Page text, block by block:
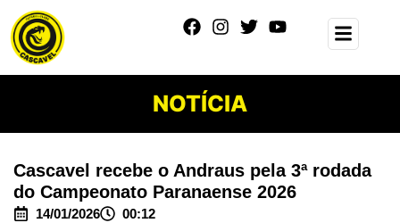
NOTÍCIA
Cascavel recebe o Andraus pela 3ª rodada
do Campeonato Paranaense 2026
14/01/2026 00:12